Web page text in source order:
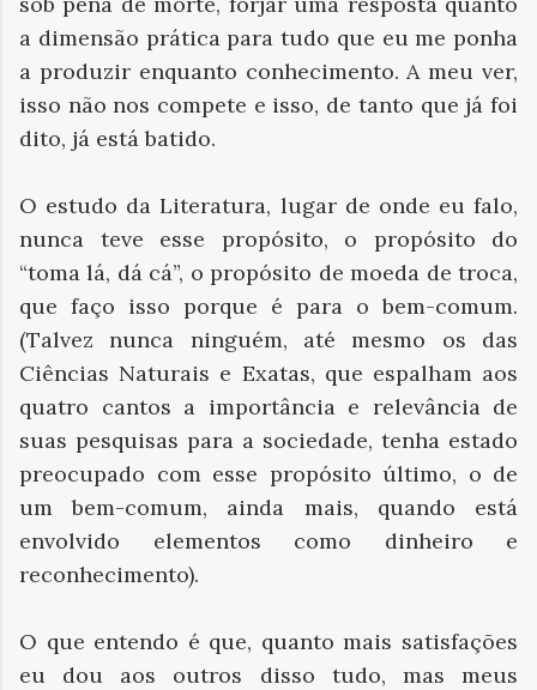
a dimensão prática para tudo que eu me ponha
a produzir enquanto conhecimento. A meu ver,
isso não nos compete e isso, de tanto que já foi
dito, já está batido.
O estudo da Literatura, lugar de onde eu falo,
nunca teve esse propósito, o propósito do
“toma lá, dá cá”, o propósito de moeda de troca,
que faço isso porque é para o bem-comum.
(Talvez nunca ninguém, até mesmo os das
Ciências Naturais e Exatas, que espalham aos
quatro cantos a importância e relevância de
suas pesquisas para a sociedade, tenha estado
preocupado com esse propósito último, o de
um bem-comum, ainda mais, quando está
envolvido elementos como dinheiro e
reconhecimento).
O que entendo é que, quanto mais satisfações
eu dou aos outros disso tudo, mas meus